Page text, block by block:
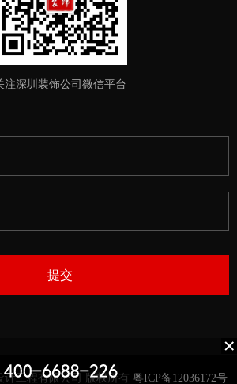
注深圳装饰公司微信平台
提交
工程有限公司 版权所有 粤ICP备12036172号